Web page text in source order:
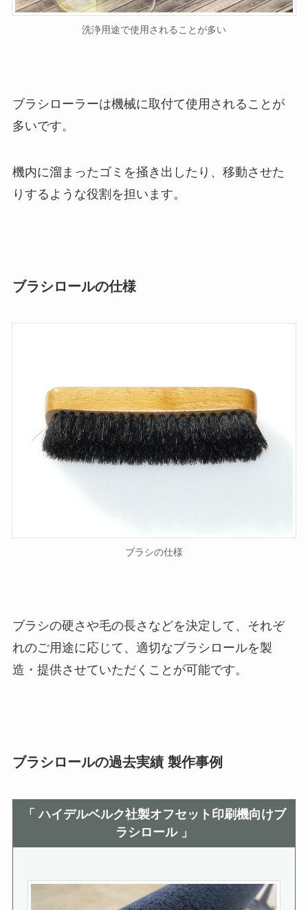
洗浄用途で使用されることが多い
ブラシローラーは機械に取付て使用されることが
多いです。
機内に溜まったゴミを掻き出したり、移動させた
りするような役割を担います。
ブラシロールの仕様
ブラシの仕様
ブラシの硬さや毛の長さなどを決定して、それぞ
れのご用途に応じて、適切なブラシロールを製
造・提供させていただくことが可能です。
ブラシロールの過去実績 製作事例
「 ハイデルベルク社製オフセット印刷機向けブ
ラシロール 」